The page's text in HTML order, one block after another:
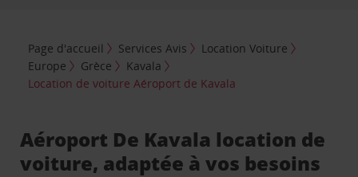
Page d'accueil Services Avis
Location Voiture
Europe
Grèce
Kavala
Location de voiture Aéroport de Kavala
Aéroport De Kavala location de
voiture, adaptée à vos besoins